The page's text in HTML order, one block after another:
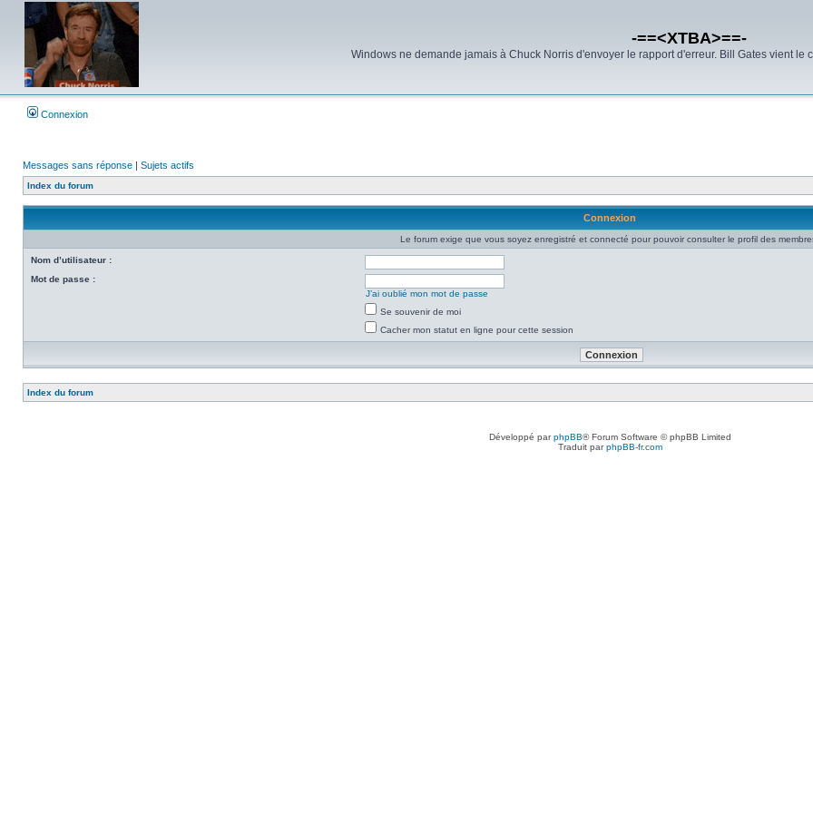
-==<XTBA>==-
Windows ne demande jamais à Chuck Norris d'envoyer le rapport d'erreur. Bill Gates vient le
Connexion
Messages sans réponse | Sujets actifs
Index du forum
Connexion
Le forum exige que vous soyez enregistré et connecté pour pouvoir consulter le profil des
Nom d’utilisateur :
Mot de passe :
J’ai oublié mon mot de passe
Se souvenir de moi
Cacher mon statut en ligne pour cette session
Index du forum
Développé parphpBB® Forum Software © phpBB Limited
Traduit parphpBB-fr.com